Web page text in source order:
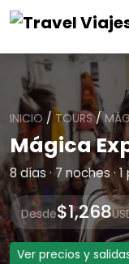
INICIO / TOURS/
Mágica
8 días · 7 noches ·
Desde$1,268
Ver precios y